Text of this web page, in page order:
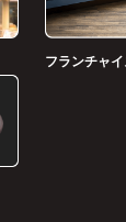
フランチャ